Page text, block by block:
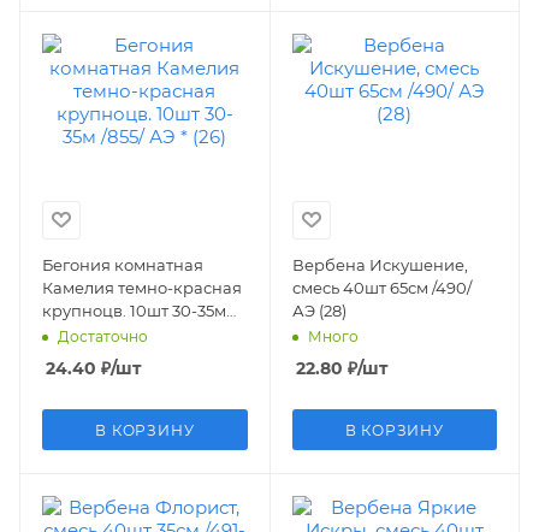
Бегония комнатная
Камелия темно-красная
крупноцв. 10шт 30-35м
/855/ АЭ * (26)
Достаточно
24.40 ₽/шт
В КОРЗИНУ
Вербена Искушение,
смесь 40шт 65см /490/
АЭ (28)
Много
22.80 ₽/шт
В КОРЗИНУ